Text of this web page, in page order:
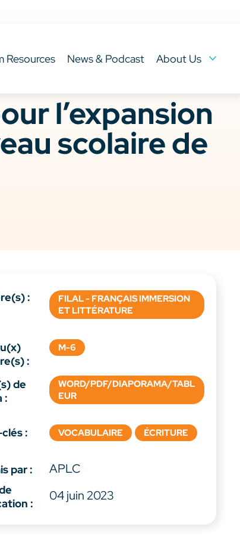
Resources News & Podcast About Us
l’expansion
scolaire de
:
FILAL - FRANÇAIS IMMERSION
ET LITTÉRATURE
:
M-6
de
:
WORD/PDF/DIAPORAMA/TABL
EUR
: VOCABULAIRE ÉCRITURE
par : APLC
:
04 juin 2023